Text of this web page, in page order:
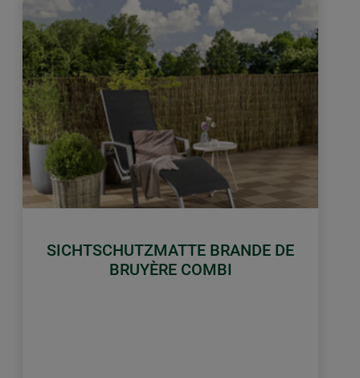
SICHTSCHUTZMATTE BRANDE DE
BRUYÈRE COMBI